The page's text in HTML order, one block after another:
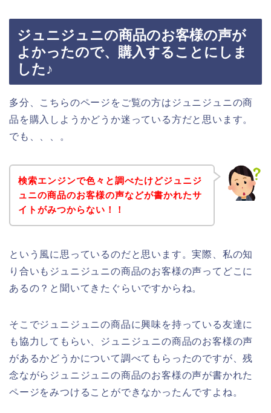
ジュニジュニの商品のお客様の声が
よかったので、購入することにしま
した♪
多分、こちらのページをご覧の方はジュニジュニの商
品を購入しようかどうか迷っている方だと思います。
でも、、、。
検索エンジンで色々と調べたけどジュニジ
ュニの商品のお客様の声などが書かれたサ
イトがみつからない！！
という風に思っているのだと思います。実際、私の知
り合いもジュニジュニの商品のお客様の声ってどこに
あるの？と聞いてきたぐらいですからね。
そこでジュニジュニの商品に興味を持っている友達に
も協力してもらい、ジュニジュニの商品のお客様の声
があるかどうかについて調べてもらったのですが、残
念ながらジュニジュニの商品のお客様の声が書かれた
ページをみつけることができなかったんですよね。